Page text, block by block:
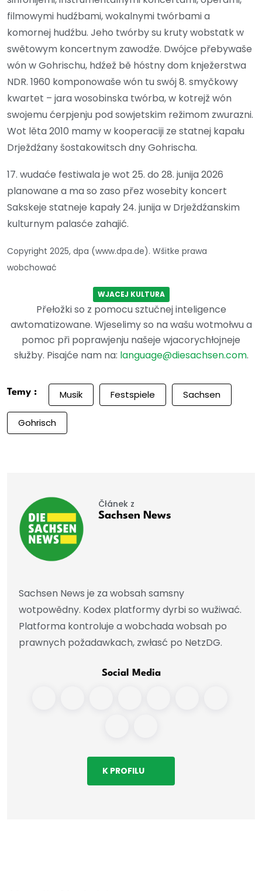
filmowymi hudźbami, wokalnymi twórbami a
komornej hudźbu. Jeho twórby su kruty wobstatk w
swětowym koncertnym zawodźe. Dwójce přebywaše
wón w Gohrischu, hdźež bě hóstny dom knježerstwa
NDR. 1960 komponowaše wón tu swój 8. smyčkowy
kwartet – jara wosobinska twórba, w kotrejž wón
swojemu ćerpjenju pod sowjetskim režimom zwurazni.
Wot lěta 2010 mamy w kooperaciji ze statnej kapału
Drježdźany šostakowitsch dny Gohrischa.
17. wudaće festiwala je wot 25. do 28. junija 2026
planowane a ma so zaso přez wosebity koncert
Sakskeje statneje kapały 24. junija w Drježdźanskim
kulturnym palasće zahajić.
Copyright 2025, dpa (www.dpa.de). Wšitke prawa
wobchować
WJACEJ KULTURA
Přełožki so z pomocu sztučnej inteligence
awtomatizowane. Wjeselimy so na wašu wotmołwu a
pomoc při poprawjenju našeje wjacorychłojneje
słužby. Pisajće nam na: language@diesachsen.com.
Temy : Musik Festspiele Sachsen
Gohrisch
Čłánek z
Sachsen News
Sachsen News je za wobsah samsny
wotpowědny. Kodex platformy dyrbi so wužiwać.
Platforma kontroluje a wobchada wobsah po
prawnych požadawkach, zwłasć po NetzDG.
Social Media
K PROFILU